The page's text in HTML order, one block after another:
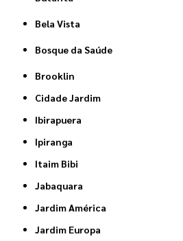
Bela Vista
Bosque da Saúde
Brooklin
Cidade Jardim
Ibirapuera
Ipiranga
Itaim Bibi
Jabaquara
Jardim América
Jardim Europa